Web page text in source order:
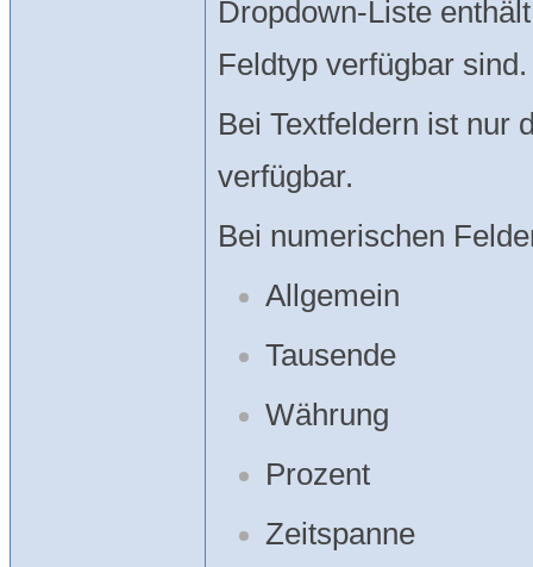
Dropdown-Liste
Feldtyp verfügbar sind.
Bei Textfeldern ist nur
verfügbar.
Bei numerischen
Allgemein
Tausende
Währung
Prozent
Zeitspanne